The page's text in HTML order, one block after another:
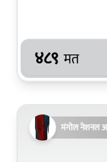
४८९ मत
मंगोल नेशनल